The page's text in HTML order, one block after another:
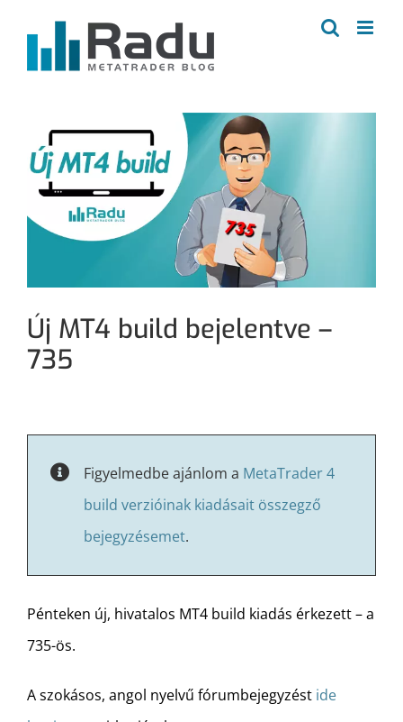
Új MT4 build bejelentve –
735
Figyelmedbe ajánlom a MetaTrader 4
build verzióinak kiadásait összegző
bejegyzésemet.
Pénteken új, hivatalos MT4 build kiadás érkezett – a
735-ös.
A szokásos, angol nyelvű fórumbejegyzést ide